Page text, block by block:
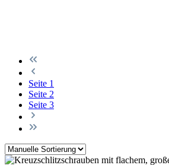
Seite 1
Seite 2
Seite 3